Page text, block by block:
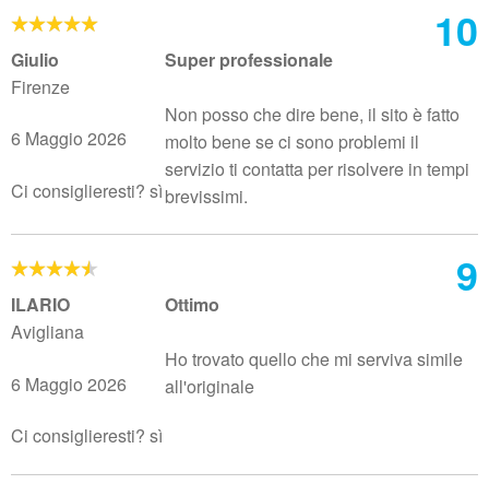
10
Giulio
Firenze
6 Maggio 2026
Ci consiglieresti? sì
Super professionale
Non posso che dire bene, il sito è fatto
molto bene se ci sono problemi il
servizio ti contatta per risolvere in tempi
brevissimi.
9
ILARIO
Avigliana
6 Maggio 2026
Ci consiglieresti? sì
Ottimo
Ho trovato quello che mi serviva simile
all'originale